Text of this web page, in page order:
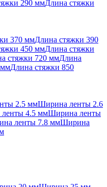
290 ммДлина стяжки
370 ммДлина стяжки 390
450 ммДлина стяжки
стяжки 720 ммДлина
ммДлина стяжки 850
2.5 ммШирина ленты 2.6
4.5 ммШирина ленты
ленты 7.8 ммШирина